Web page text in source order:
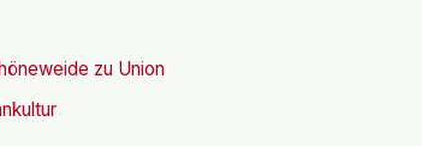
zu Union